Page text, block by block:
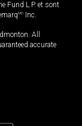
Fund L.P. et sont
MD Inc.
All
accurate